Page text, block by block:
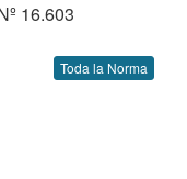
16.603
Toda la Norma